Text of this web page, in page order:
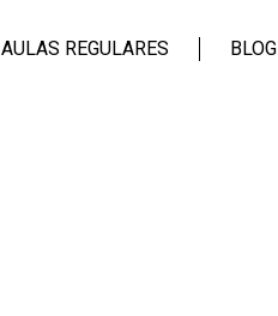
AULAS REGULARES BLOG